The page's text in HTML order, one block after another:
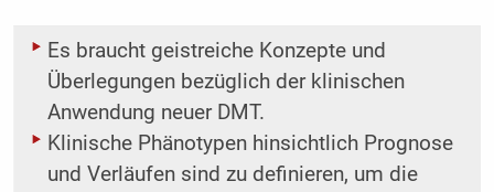
Es braucht geistreiche Konzepte und
Überlegungen bezüglich der klinischen
Anwendung neuer DMT.
Klinische Phänotypen hinsichtlich Prognose
und Verläufen sind zu definieren, um die